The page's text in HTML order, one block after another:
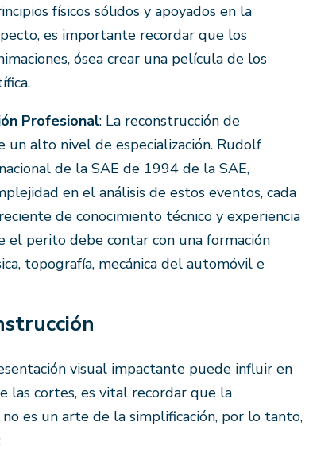
físicos sólidos y apoyados en la
es importante recordar que los
ósea crear una película de los
Profesional: La reconstrucción de
un alto nivel de especialización. Rudolf
de la SAE de 1994 de la SAE,
en el análisis de estos eventos, cada
de conocimiento técnico y experiencia
el perito debe contar con una formación
topografía, mecánica del automóvil e
visual impactante puede influir en
las cortes, es vital recordar que la
es un arte de la simplificación, por lo tanto,